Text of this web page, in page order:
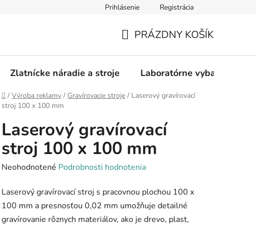
Prihlásenie Registrácia
KOŠÍK
PRÁZDNY KOŠÍK
Zlatnícke náradie a stroje Laboratórne vybavenie
Domov
/ Výroba reklamy / Gravírovacie stroje / Laserový gravírovací
stroj 100 x 100 mm
Laserový gravírovací
stroj 100 x 100 mm
Priemerné
produktu
je
0,0
Neohodnotené Podrobnosti hodnotenia
Laserový gravírovací stroj s pracovnou plochou 100 x
100 mm a presnosťou 0,02 mm umožňuje detailné
gravírovanie rôznych materiálov, ako je drevo, plast,